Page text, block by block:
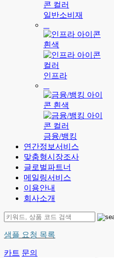
일반소비재
인프라
금융/뱅킹
연간정보서비스
맞춤형시장조사
글로벌파트너
메일링서비스
이용안내
회사소개
샘플 요청 목록
카트 문의